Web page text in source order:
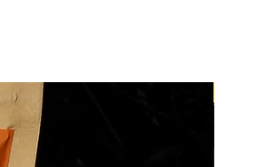
propose une
produits